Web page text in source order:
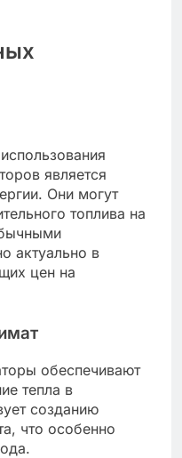
является
Они могут
топлива на
актуально в
цен на
обеспечивают
тепла в
созданию
что особенно